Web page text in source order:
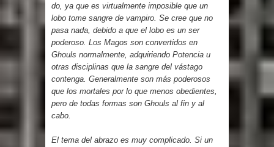
do, ya que es virtualmente imposible que un
lobo tome sangre de vampiro. Se cree que no
pasa nada, debido a que el lobo es un ser
poderoso. Los Magos son convertidos en
Ghouls normalmente, adquiriendo Potencia u
otras disciplinas que la sangre del vástago
contenga. Generalmente son más poderosos
que los mortales por lo que menos obedientes,
pero de todas formas son Ghouls al fin y al
cabo.
El tema del abrazo es muy complicado. Si un